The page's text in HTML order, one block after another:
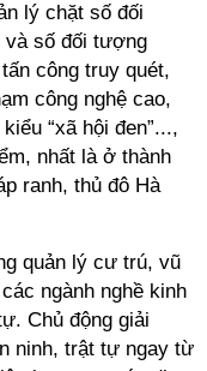
lý chặt số đối
số đối tượng
công truy quét,
công nghệ cao,
“xã hội đen”...,
nhất là ở thành
ranh, thủ đô Hà
quản lý cư trú, vũ
ngành nghề kinh
Chủ động giải
ninh, trật tự ngay từ